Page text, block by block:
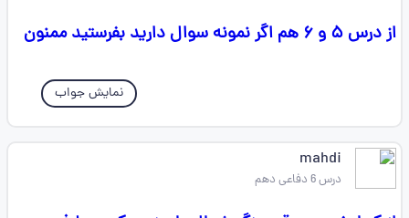
از درس ۵ و ۶ هم اگر نمونه سوال دارید بفرستید ممنون
نمایش جواب
mahdi
درس 6 دفاعی دهم